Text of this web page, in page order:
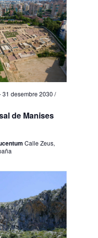
de Manises
31 desembre 2030 /
Calle Zeus,